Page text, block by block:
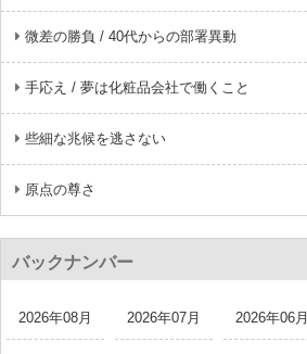
微差の勝負 / 40代からの部署異動
手応え / 夢は化粧品会社で働くこと
些細な兆候を逃さない
原点の尊さ
バックナンバー
2026年08月 2026年07月 2026年06月